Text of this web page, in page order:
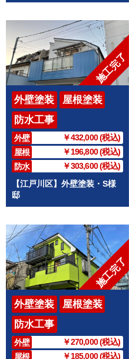
施工完了
外壁塗装
屋根塗装
防水工事
外壁
￥432,000 (税込)
屋根
￥196,800 (税込)
防水
￥303,600 (税込)
【江戸川区】外壁塗装・S様
邸
施工完了
外壁塗装
屋根塗装
防水工事
外壁
￥270,000 (税込)
屋根
￥185,000 (税込)